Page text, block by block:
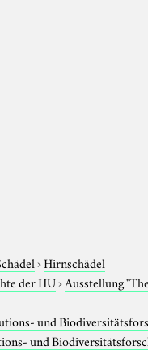
›Hirnschädel
der HU›Ausstellung
und
und